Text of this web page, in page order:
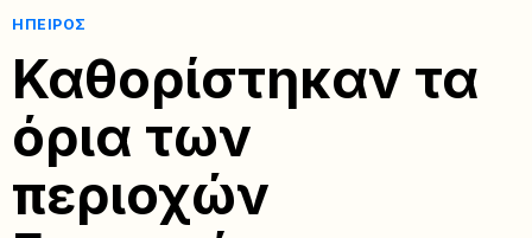
ΉΠΕΙΡΟΣ
Καθορίστηκαν τα
όρια των
περιοχών